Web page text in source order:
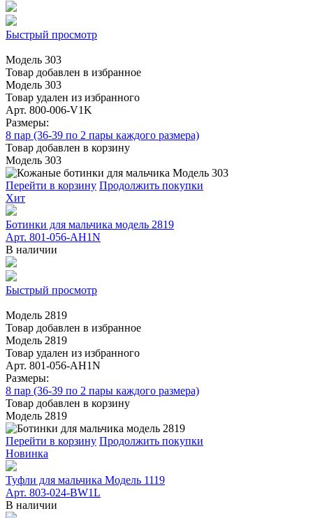
Быстрый просмотр
Модель 303
Товар добавлен в избранное
Модель 303
Товар удален из избранного
Арт. 800-006-V1K
Размеры:
8 пар (36-39 по 2 пары каждого размера)
Товар добавлен в корзину
Модель 303
Перейти в корзину Продолжить покупки
Хит
Ботинки для мальчика модель 2819
Арт. 801-056-AH1N
В наличии
Быстрый просмотр
Модель 2819
Товар добавлен в избранное
Модель 2819
Товар удален из избранного
Арт. 801-056-AH1N
Размеры:
8 пар (36-39 по 2 пары каждого размера)
Товар добавлен в корзину
Модель 2819
Перейти в корзину Продолжить покупки
Новинка
Туфли для мальчика Модель 1119
Арт. 803-024-BW1L
В наличии